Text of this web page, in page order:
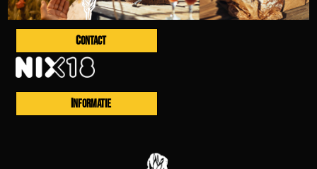
CONTACT
INFORMATIE